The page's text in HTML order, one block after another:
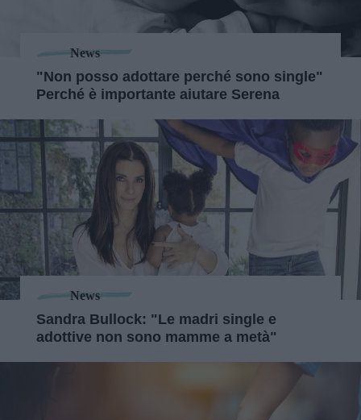
News
"Non posso adottare perché sono single"
Perché è importante aiutare Serena
News
Sandra Bullock: "Le madri single e
adottive non sono mamme a metà"